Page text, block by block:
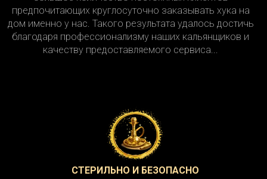
предпочитающих круглосуточно заказывать хука на
дом именно у нас. Такого результата удалось достичь
благодаря профессионализму наших кальянщиков и
качеству предоставляемого сервиса...
СТЕРИЛЬНО И БЕЗОПАСНО